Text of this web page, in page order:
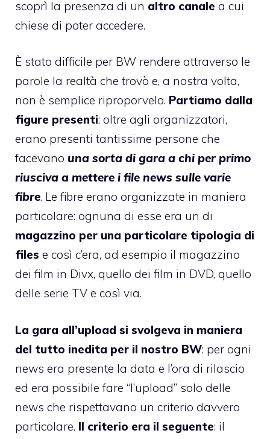
scoprì la presenza di un altro canale a cui
chiese di poter accedere.
È stato difficile per BW rendere attraverso le
parole la realtà che trovò e, a nostra volta,
non è semplice riproporvelo. Partiamo dalla
figure presenti: oltre agli organizzatori,
erano presenti tantissime persone che
facevano una sorta di gara a chi per primo
riusciva a mettere i file news sulle varie
fibre. Le fibre erano organizzate in maniera
particolare: ognuna di esse era un di
magazzino per una particolare tipologia di
files e così c’era, ad esempio il magazzino
dei film in Divx, quello dei film in DVD, quello
delle serie TV e così via.
La gara all’upload si svolgeva in maniera
del tutto inedita per il nostro BW: per ogni
news era presente la data e l’ora di rilascio
ed era possibile fare “l’upload” solo delle
news che rispettavano un criterio davvero
particolare. Il criterio era il seguente: il